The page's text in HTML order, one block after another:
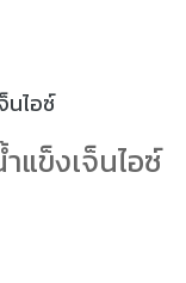
นไอซ์
แข็งเจ็นไอซ์